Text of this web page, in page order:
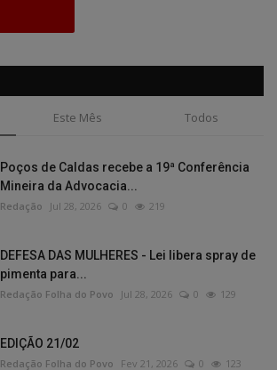
Este Mês Todos
Poços de Caldas recebe a 19ª Conferência
Mineira da Advocacia...
Redação Jul 28, 2026 0 219
DEFESA DAS MULHERES - Lei libera spray de
pimenta para...
Redação Folha do Povo Jul 28, 2026 0 129
EDIÇÃO 21/02
Redação Folha do Povo Fev 21, 2026 0 123